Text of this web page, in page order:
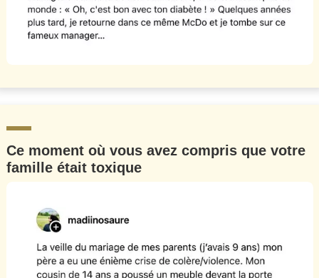
Ce moment où vous avez compris que votre
famille était toxique